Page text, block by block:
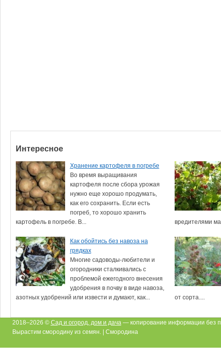
Интересное
Хранение картофеля в погребе
Во время выращивания
картофеля после сбора урожая
нужно еще хорошо продумать,
как его сохранить. Если есть
погреб, то хорошо хранить
картофель в погребе. В...
вредителями
Как обойтись без навоза на
грядках
Многие садоводы-любители и
огородники сталкивались с
проблемой ежегодного внесения
удобрения в почву в виде навоза,
азотных удобрений или извести и думают, как...
от сорта....
2018–2026 © Сад и огород, дом и дача — копирование информации без
Вырастим смородину из семян. | Смородина